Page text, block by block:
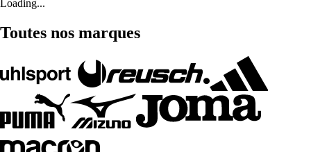
Loading...
Toutes nos marques